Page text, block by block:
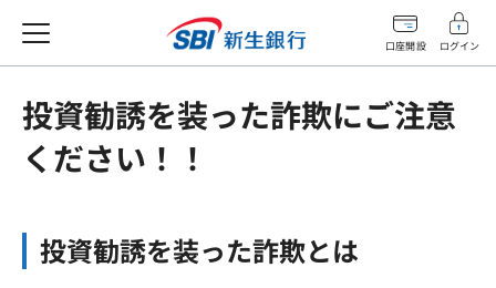
口座開設 ログイン
投資勧誘を装った詐欺にご注意
ください！！
投資勧誘を装った詐欺とは